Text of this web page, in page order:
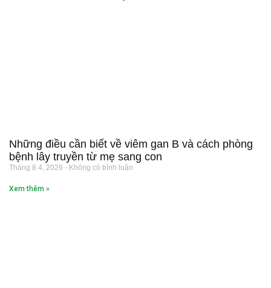
Những điều cần biết về viêm gan B và cách phòng
bệnh lây truyền từ mẹ sang con
Tháng 8 4, 2026 Không có bình luận
Xem thêm »